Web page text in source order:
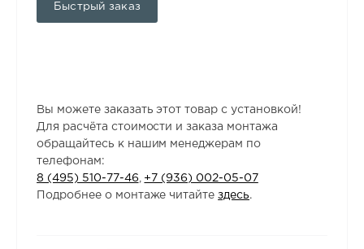
Быстрый заказ
Вы можете заказать этот товар с установкой!
Для расчёта стоимости и заказа монтажа
обращайтесь к нашим менеджерам по
телефонам:
8 (495) 510-77-46
+7 (936) 002-05-07
Подробнее о монтаже читайтездесь.